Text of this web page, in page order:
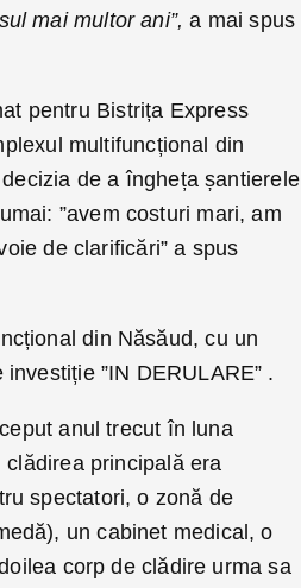
mai multor ani”, a mai spus
pentru Bistrița Express
multifuncțional din
de a îngheța șantierele
”avem costuri mari, am
de clarificări” a spus
din Năsăud, cu un
”IN DERULARE” .
anul trecut în luna
principală era
spectatori, o zonă de
un cabinet medical, o
corp de clădire urma sa